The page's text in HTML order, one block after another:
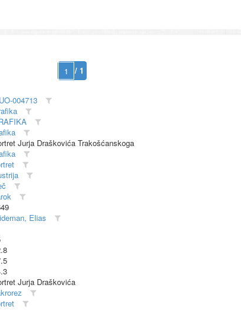
/ 1
004713
Jurja Draškovića Trakošćanskoga
Elias
Jurja Draškovića